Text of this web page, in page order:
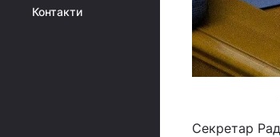
Контакти
Секретар